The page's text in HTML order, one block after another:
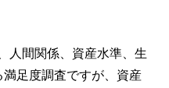
人間関係、資産水準、生
足度調査ですが、資産